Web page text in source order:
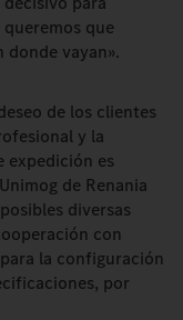
que
donde vayan».
de los clientes
y la
expedición es
de Renania
diversas
con
la configuración
por